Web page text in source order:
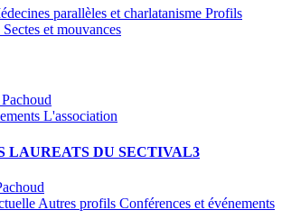
parallèles et charlatanisme Profils
Sectes et mouvances
L'association
LAUREATS DU SECTIVAL3
Autres profils Conférences et événements